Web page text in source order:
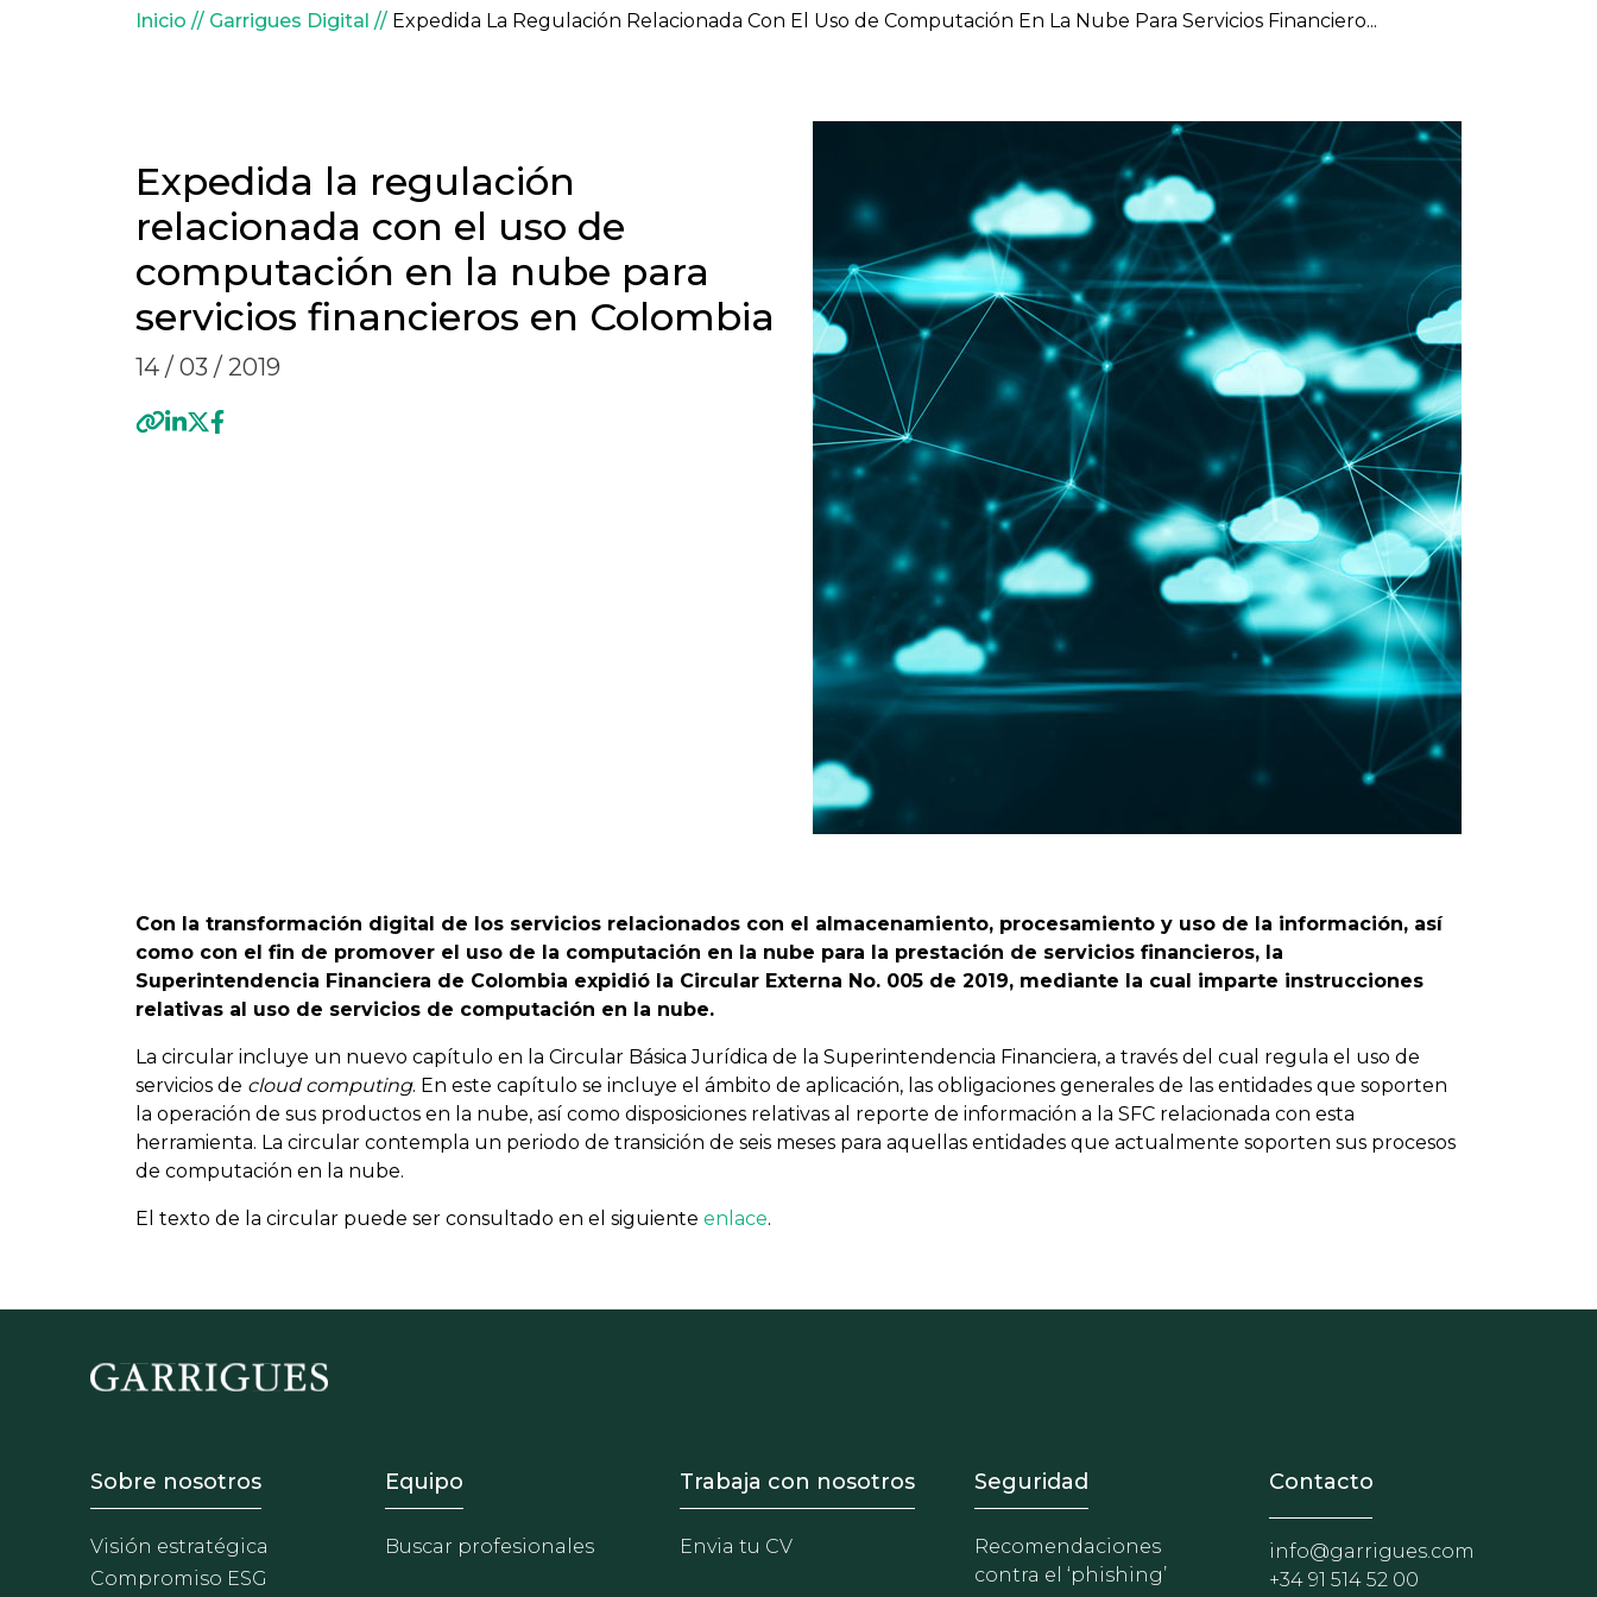
Sobrescribir enlaces de ayuda a la navegación
Inicio Garrigues Digital Expedida La Regulación Relacionada Con El Uso de Computación En La Nube Para Servicios Financiero...
Expedida la regulación
relacionada con el uso de
computación en la nube para
servicios financieros en Colombia
14 / 03 / 2019
Con la transformación digital de los servicios relacionados con el almacenamiento, procesamiento y uso de la información, así
como con el fin de promover el uso de la computación en la nube para la prestación de servicios financieros, la
Superintendencia Financiera de Colombia expidió la Circular Externa No. 005 de 2019, mediante la cual imparte instrucciones
relativas al uso de servicios de computación en la nube.
La circular incluye un nuevo capítulo en la Circular Básica Jurídica de la Superintendencia Financiera, a través del cual regula el uso de
servicios de cloud computing. En este capítulo se incluye el ámbito de aplicación, las obligaciones generales de las entidades que soporten
la operación de sus productos en la nube, así como disposiciones relativas al reporte de información a la SFC relacionada con esta
herramienta. La circular contempla un periodo de transición de seis meses para aquellas entidades que actualmente soporten sus procesos
de computación en la nube.
El texto de la circular puede ser consultado en el siguiente enlace.
Footer - Sobre Nosotros
Sobre nosotros
Visión estratégica
Compromiso ESG
Footer - Equipo
Equipo
Buscar profesionales
Footer - Trabaja con nosotros
Trabaja con nosotros
Envia tu CV
Footer - Extranet y herramientas
Seguridad
Recomendaciones
contra el ‘phishing’
Contacto
info@garrigues.com
+34 91 514 52 00